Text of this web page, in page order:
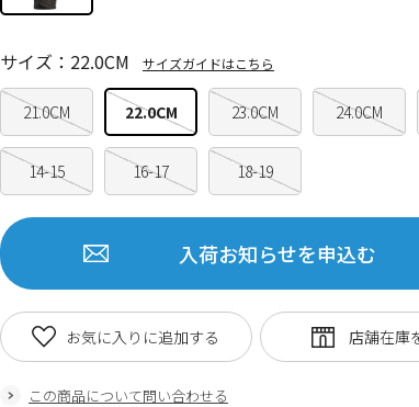
21.0CM 22.0CM 23.0CM 24.0CM
14-15 16-17 18-19
サイズ：22.0CM サイズガイドはこちら
入荷お知らせを申込む
この商品について問い合わせる
お気に入りに追加する